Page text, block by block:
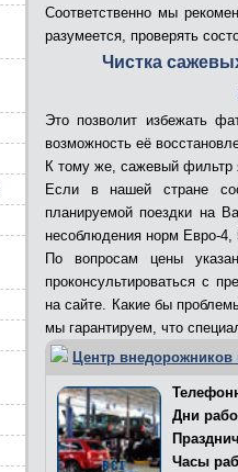
Соответственно мы
разумеется, проверять
Чистка
Это позволит избежать
возможность её
К тому же, сажевый фильтр
Если в нашей стране
планируемой поездки на
несоблюдения норм Евро-4,
По вопросам цены
проконсультироваться с
на сайте. Какие бы
мы гарантируем, что
Центр
Дни
Часы